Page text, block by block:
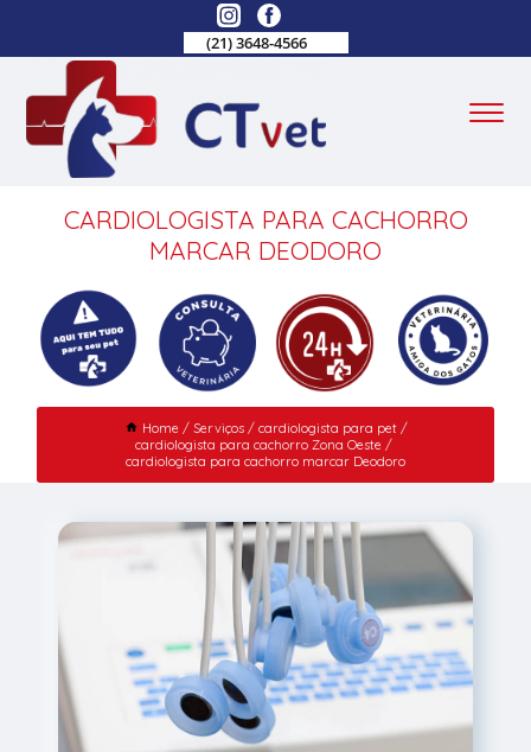
(21) 3648-4566
CARDIOLOGISTA PARA CACHORRO
MARCAR DEODORO
Home Serviços
cardiologista para pet
cardiologista para cachorro Zona Oeste
cardiologista para cachorro marcar Deodoro